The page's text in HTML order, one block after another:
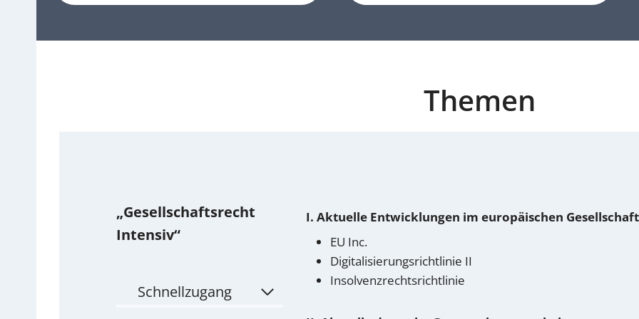
Themen
„Gesellschaftsrecht
Intensiv“
Schnellzugang
I. Aktuelle Entwicklungen im europäischen
EU Inc.
Digitalisierungsrichtlinie II
Insolvenzrechtsrichtlinie